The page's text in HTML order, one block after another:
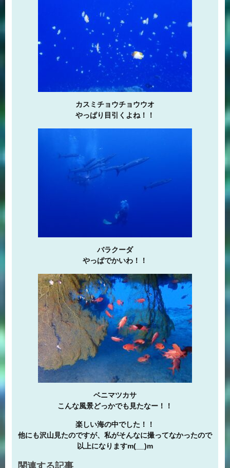
カスミチョウチョウウオ
やっぱり目引くよね！！
バラクーダ
やっぱでかいわ！！
ベニマツカサ
こんな風景どっかでも見たなー！！
楽しい海の中でした！！
他にも沢山見たのですが、私がそんなに撮ってなかったので
以上になりますm(__)m
関連する記事